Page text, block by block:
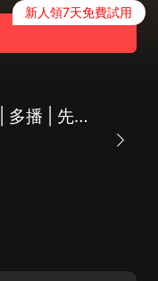
新人領7天免費試用
內個素昧平生的他 | 多播 | 先婚后愛